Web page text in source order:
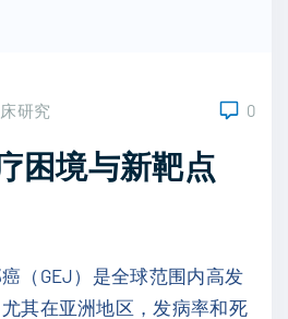
研究 0
困境与新靶点
（GEJ）是全球范围内高发
其在亚洲地区，发病率和死